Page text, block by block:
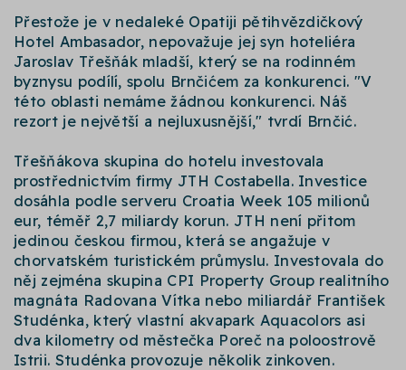
Přestože je v nedaleké Opatiji pětihvězdičkový
Hotel Ambasador, nepovažuje jej syn hoteliéra
Jaroslav Třešňák mladší, který se na rodinném
byznysu podílí, spolu Brnčićem za konkurenci. "V
této oblasti nemáme žádnou konkurenci. Náš
rezort je největší a nejluxusnější," tvrdí Brnčić.
Třešňákova skupina do hotelu investovala
prostřednictvím firmy JTH Costabella. Investice
dosáhla podle serveru Croatia Week 105 milionů
eur, téměř 2,7 miliardy korun. JTH není přitom
jedinou českou firmou, která se angažuje v
chorvatském turistickém průmyslu. Investovala do
něj zejména skupina CPI Property Group realitního
magnáta Radovana Vítka nebo miliardář František
Studénka, který vlastní akvapark Aquacolors asi
dva kilometry od městečka Poreč na poloostrově
Istrii. Studénka provozuje několik zinkoven.